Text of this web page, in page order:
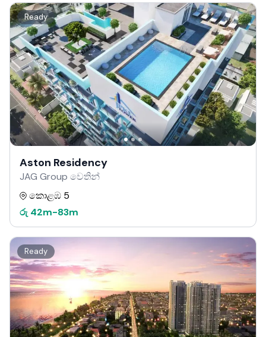
Ready
Aston Residency
JAG Group වෙතින්
කොළඹ 5
රු 42m-83m
Ready